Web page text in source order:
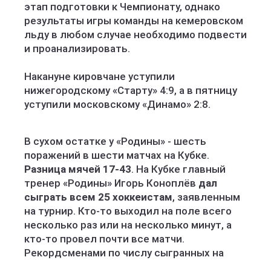
этап подготовки к Чемпионату, однако
результаты игры команды на кемеровском
льду в любом случае необходимо подвести
и проанализировать.
Накануне кировчане уступили
нижегородскому «Старту» 4:9, а в пятницу
уступили московскому «Динамо» 2:8.
В сухом остатке у «Родины» - шесть
поражений в шести матчах на Кубке.
Разница мячей 17-43. На Кубке главный
тренер «Родины» Игорь Коноплёв дал
сыграть всем 25 хоккеистам, заявленным
на турнир. Кто-то выходил на поле всего
несколько раз или на несколько минут, а
кто-то провел почти все матчи.
Рекордсменами по числу сыгранных на